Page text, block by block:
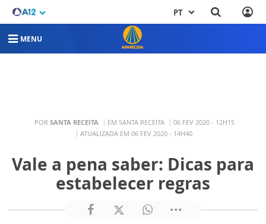
PT
MENU
POR SANTA RECEITA EM SANTA RECEITA
06 FEV 2020 - 12H15
ATUALIZADA EM 06 FEV 2020 - 14H40
Vale a pena saber: Dicas para
estabelecer regras